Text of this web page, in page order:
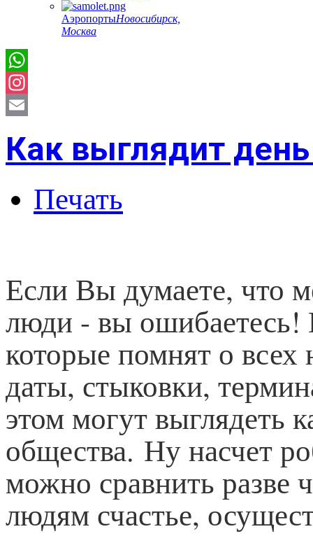
АэропортыНовосибирск,
Москва
Instagram
Как выглядит
Печать
Если Вы думаете, что
люди - вы ошибаетесь!
которые помнят о
даты, стыковки,
этом могут выглядеть
общества. Ну насчет
можно сравнить разве
людям счастье,